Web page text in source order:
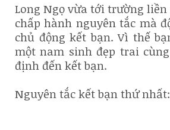
Long Ngọ vừa tới trường
chấp hành nguyên tắc mà
chủ động kết bạn. Vì thế
một nam sinh đẹp trai
định đến kết bạn.
Nguyên tắc kết bạn thứ nhất:
Phải lấy phương thức liên